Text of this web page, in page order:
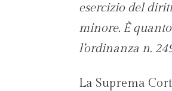
esercizio del
minore. È
l’ordinanza n.
La Suprema